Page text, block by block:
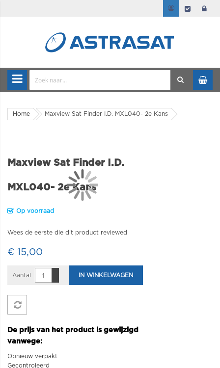
Home Maxview Sat Finder I.D. MXL040- 2e Kans
Maxview Sat Finder I.D.
MXL040- 2e Kans
Op voorraad
Wees de eerste die dit product reviewed
€ 15,00
Aantal IN WINKELWAGEN
De prijs van het product is gewijzigd
vanwege:
Opnieuw verpakt
Gecontroleerd